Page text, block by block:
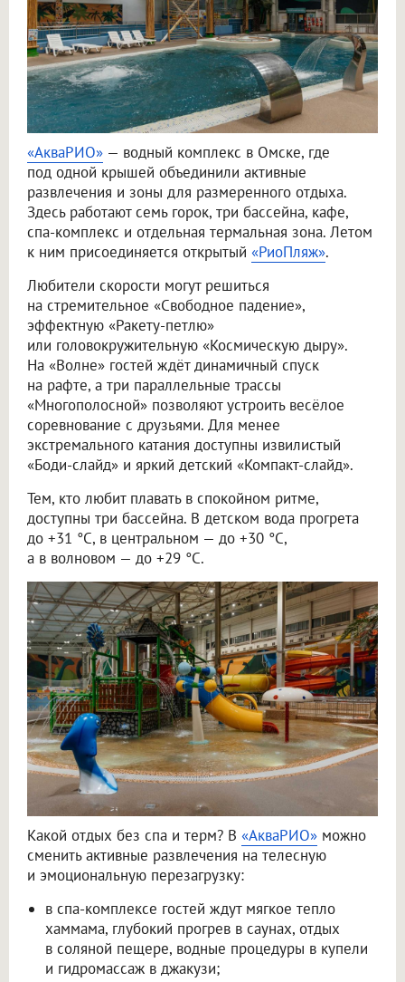
«АкваРИО» — водный комплекс в Омске, где
под одной крышей объединили активные
развлечения и зоны для размеренного отдыха.
Здесь работают семь горок, три бассейна, кафе,
спа-комплекс и отдельная термальная зона. Летом
к ним присоединяется открытый «РиоПляж».
Любители скорости могут решиться
на стремительное «Свободное падение»,
эффектную «Ракету-петлю»
или головокружительную «Космическую дыру».
На «Волне» гостей ждёт динамичный спуск
на рафте, а три параллельные трассы
«Многополосной» позволяют устроить весёлое
соревнование с друзьями. Для менее
экстремального катания доступны извилистый
«Боди-слайд» и яркий детский «Компакт-слайд».
Тем, кто любит плавать в спокойном ритме,
доступны три бассейна. В детском вода прогрета
до +31 °C, в центральном — до +30 °C,
а в волновом — до +29 °C.
Какой отдых без спа и терм? В «АкваРИО» можно
сменить активные развлечения на телесную
и эмоциональную перезагрузку:
в спа-комплексе гостей ждут мягкое тепло
хаммама, глубокий прогрев в саунах, отдых
в соляной пещере, водные процедуры в купели
и гидромассаж в джакузи;